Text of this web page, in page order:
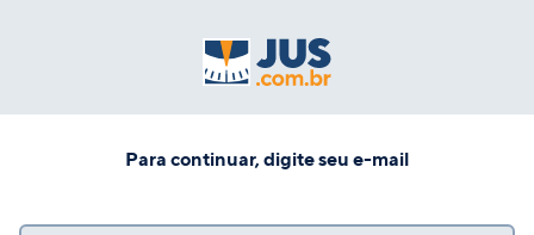
Para continuar, digite seu e-mail